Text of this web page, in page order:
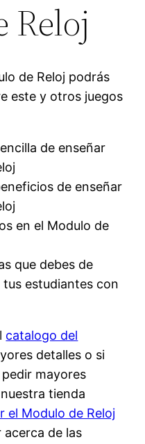
Reloj
de Reloj podrás
este y otros juegos
de enseñar
de enseñar
en el Modulo de
que debes de
tus estudiantes con
catalogo del
detalles o si
mayores
tienda
el Modulo de Reloj
acerca de las